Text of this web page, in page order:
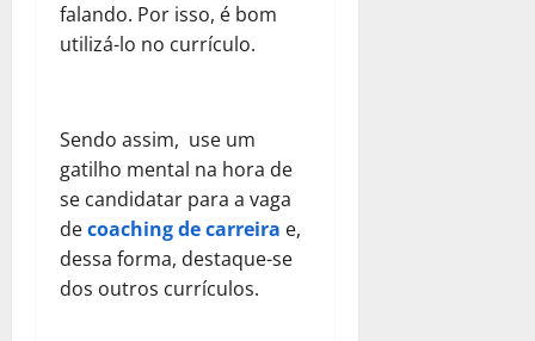
falando. Por isso, é bom
utilizá-lo no currículo.
Sendo assim, use um
gatilho mental na hora de
se candidatar para a vaga
decoaching de carreira e,
dessa forma, destaque-se
dos outros currículos.